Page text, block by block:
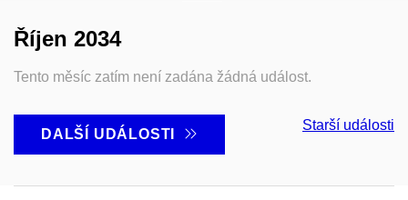
Říjen 2034
Tento měsíc zatím není zadána žádná událost.
DALŠÍ UDÁLOSTI
Starší události